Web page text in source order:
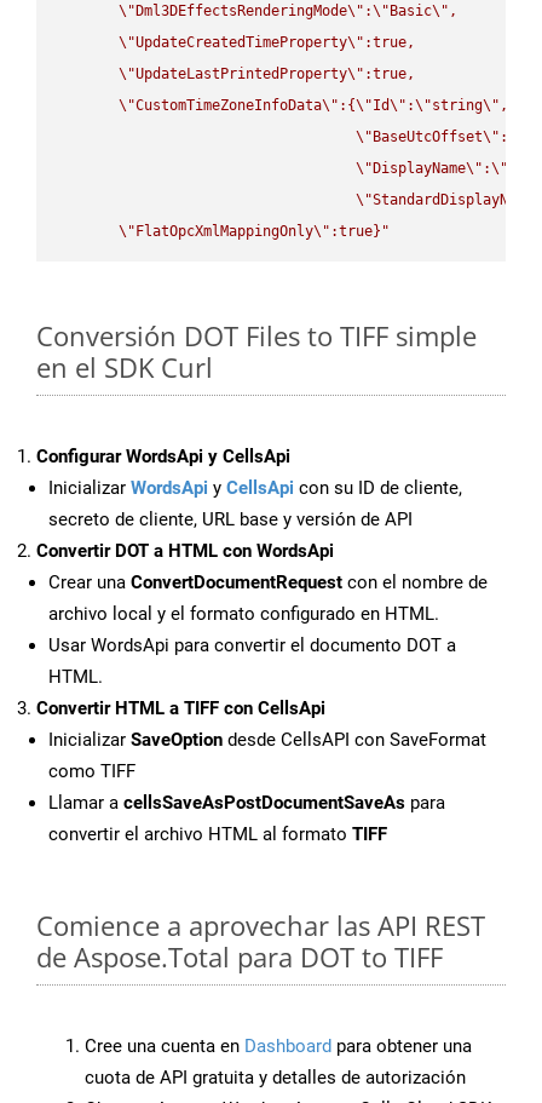
\" Dml3DEffectsRenderingMode\" :\" Basic\" ,
\"UpdateCreatedTimeProperty\" :true,
\"UpdateLastPrintedProperty\" :true,
\"CustomTimeZoneInfoData\" :{\"Id\" :\"string\" ,
\" BaseUtcOffset\" :
\" DisplayName\" :\"
\"StandardDisplayName
\" FlatOpcXmlMappingOnly\" :true}"
Conversión DOT Files to TIFF simple
en el SDK Curl
Configurar WordsApi y CellsApi
Inicializar WordsApi y CellsApi con su ID de cliente,
secreto de cliente, URL base y versión de API
Convertir DOT a HTML con WordsApi
Crear una ConvertDocumentRequest con el nombre de
archivo local y el formato configurado en HTML.
Usar WordsApi para convertir el documento DOT a
HTML.
Convertir HTML a TIFF con CellsApi
Inicializar SaveOption desde CellsAPI con SaveFormat
como TIFF
Llamar a cellsSaveAsPostDocumentSaveAs para
convertir el archivo HTML al formato TIFF
Comience a aprovechar las API REST
de Aspose.Total para DOT to TIFF
Cree una cuenta en Dashboard para obtener una
cuota de API gratuita y detalles de autorización